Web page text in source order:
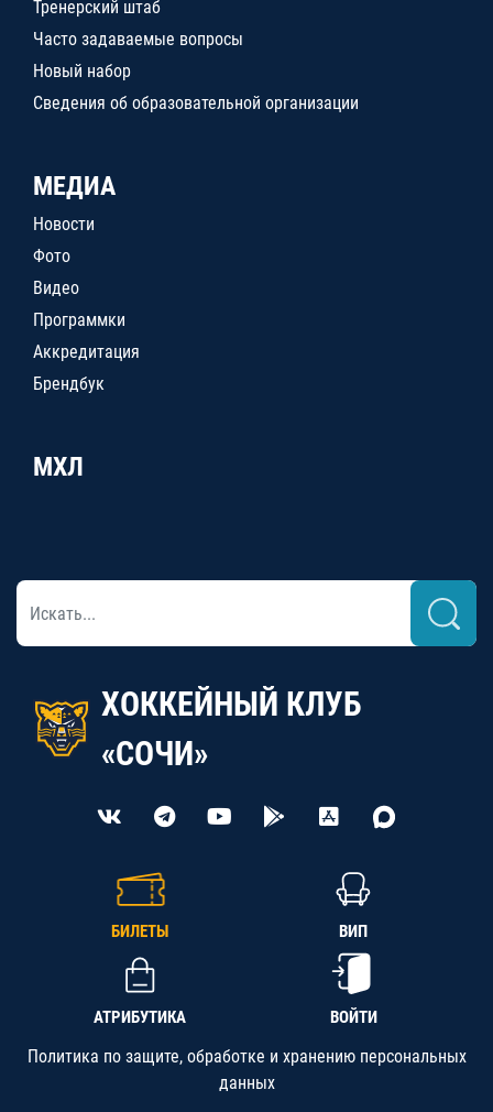
Тренерский штаб
Часто задаваемые вопросы
Новый набор
Сведения об образовательной организации
МЕДИА
Новости
Фото
Видео
Программки
Аккредитация
Брендбук
МХЛ
ХОККЕЙНЫЙ КЛУБ
«СОЧИ»
БИЛЕТЫ ВИП
АТРИБУТИКА ВОЙТИ
Политика по защите, обработке и хранению персональных
данных